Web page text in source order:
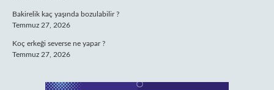
Bakirelik kaç yaşında bozulabilir ?
Temmuz 27, 2026
Koç erkeği severse ne yapar ?
Temmuz 27, 2026